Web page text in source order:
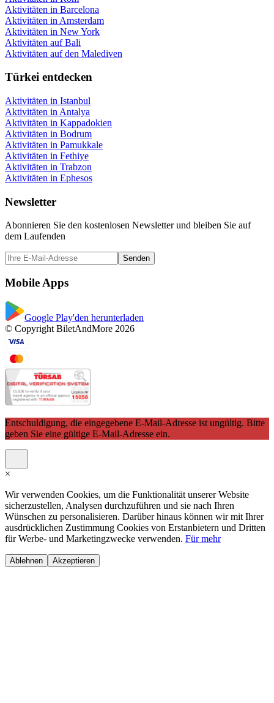
Aktivitäten in Barcelona
Aktivitäten in Amsterdam
Aktivitäten in New York
Aktivitäten auf Bali
Aktivitäten auf den Malediven
Türkei entdecken
Aktivitäten in Istanbul
Aktivitäten in Antalya
Aktivitäten in Kappadokien
Aktivitäten in Bodrum
Aktivitäten in Pamukkale
Aktivitäten in Fethiye
Aktivitäten in Trabzon
Aktivitäten in Ephesos
Newsletter
Abonnieren Sie den kostenlosen Newsletter und bleiben Sie auf
dem Laufenden
Senden
Mobile Apps
Google Play'den herunterladen
© Copyright BiletAndMore 2026
Entschuldigung, die eingegebene E-Mail-Adresse ist ungültig. Bitte
geben Sie eine gültige E-Mail-Adresse ein.
×
Wir verwenden Cookies, um die Funktionalität unserer Website
sicherzustellen, Analysen durchzuführen und sie nach Ihren
Wünschen zu personalisieren. Darüber hinaus können wir mit Ihrer
ausdrücklichen Zustimmung Cookies von Erstanbietern und Dritten
für Werbe- und Marketingzwecke verwenden. Für mehr
Ablehnen Akzeptieren